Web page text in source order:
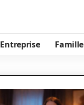
Entreprise Famille